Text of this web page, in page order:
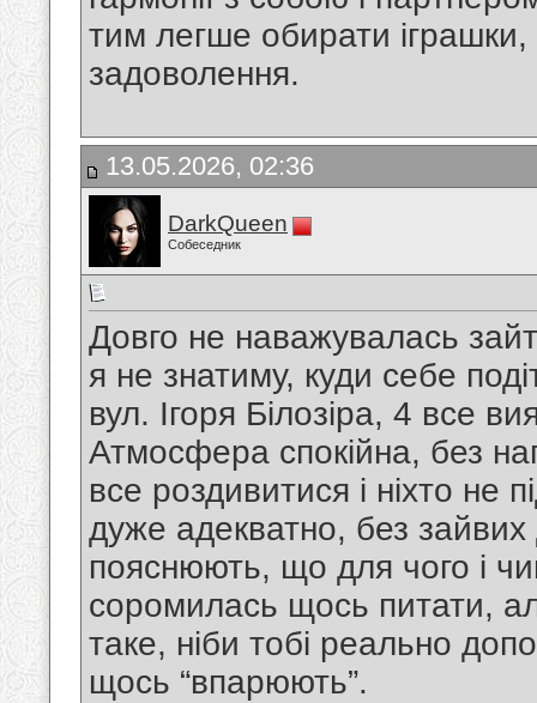
тим легше обирати іграшки,
задоволення.
13.05.2026, 02:36
DarkQueen
Собеседник
Довго не наважувалась
я не знатиму, куди себе
вул. Ігоря Білозіра, 4 все
Атмосфера спокійна, без
все роздивитися і ніхто не
дуже адекватно, без зайвих
пояснюють, що для чого і
соромилась щось питати,
таке, ніби тобі реально
щось “впарюють”.